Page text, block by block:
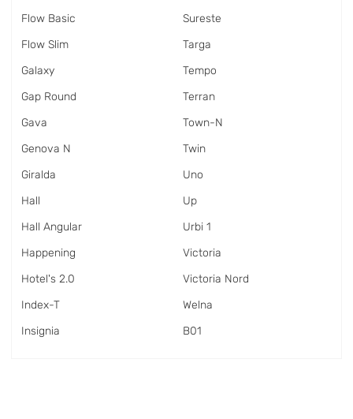
Flow Basic
Flow Slim
Galaxy
Gap Round
Gava
Genova N
Giralda
Hall
Hall Angular
Happening
Hotel's 2.0
Index-T
Insignia
Sureste
Targa
Tempo
Terran
Town-N
Twin
Uno
Up
Urbi 1
Victoria
Victoria Nord
Welna
В01